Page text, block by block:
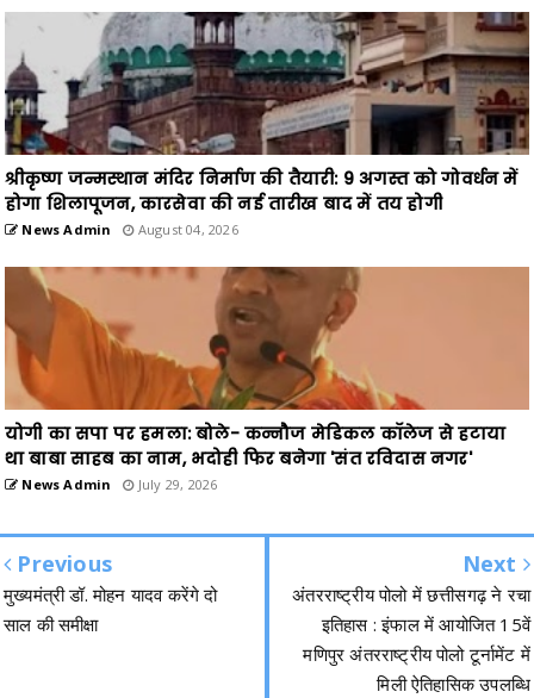
श्रीकृष्ण जन्मस्थान मंदिर निर्माण की तैयारी: 9 अगस्त को गोवर्धन में
होगा शिलापूजन, कारसेवा की नई तारीख बाद में तय होगी
News Admin August 04, 2026
योगी का सपा पर हमला: बोले- कन्नौज मेडिकल कॉलेज से हटाया
था बाबा साहब का नाम, भदोही फिर बनेगा 'संत रविदास नगर'
News Admin July 29, 2026
Previous
मुख्यमंत्री डॉ. मोहन यादव करेंगे दो
साल की समीक्षा
Next
अंतरराष्ट्रीय पोलो में छत्तीसगढ़ ने रचा
इतिहास : इंफाल में आयोजित 15वें
मणिपुर अंतरराष्ट्रीय पोलो टूर्नामेंट में
मिली ऐतिहासिक उपलब्धि